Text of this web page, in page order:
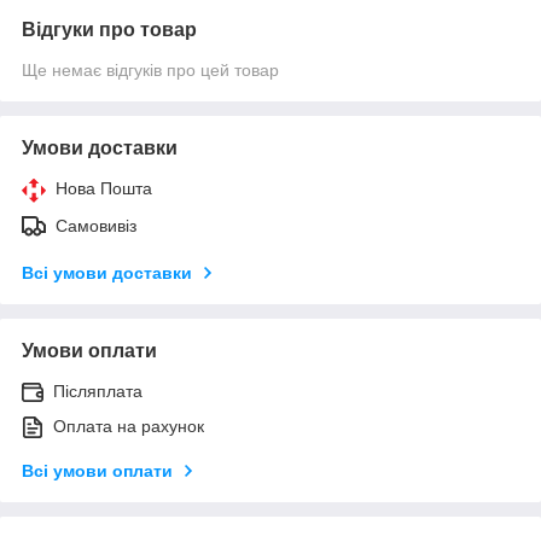
Відгуки про товар
Ще немає відгуків про цей товар
Умови доставки
Нова Пошта
Самовивіз
Всі умови доставки
Умови оплати
Післяплата
Оплата на рахунок
Всі умови оплати